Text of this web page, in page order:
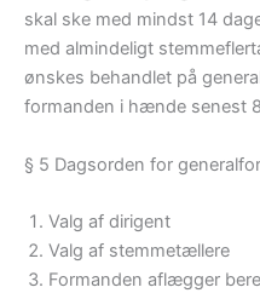
skal ske med mindst 14
med almindeligt
ønskes behandlet på
formanden i hænde senest
§ 5 Dagsorden for
Valg af dirigent
Valg af stemmetællere
Formanden aflægger